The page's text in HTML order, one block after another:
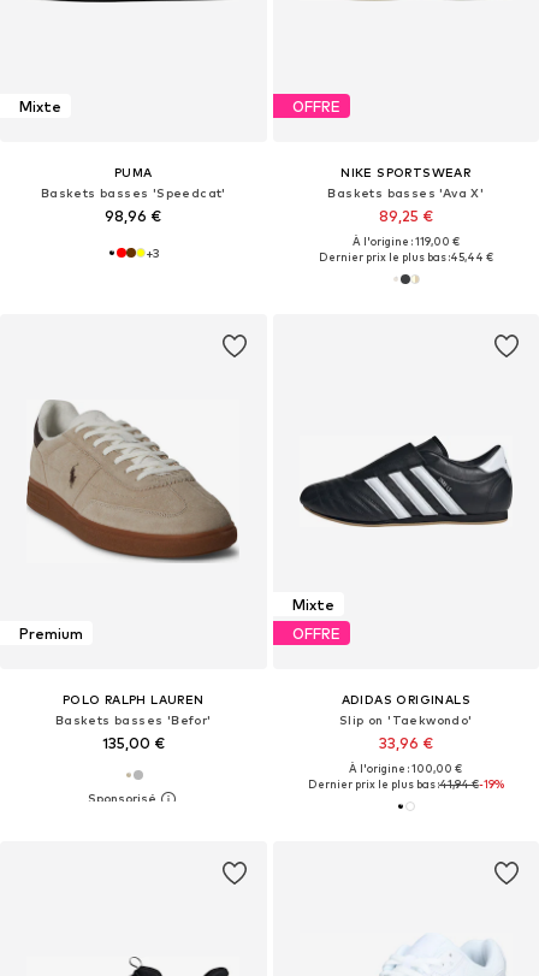
Mixte
PUMA
Baskets basses 'Speedcat'
98,96 €
+3
OFFRE
NIKE SPORTSWEAR
Baskets basses 'Ava X'
89,25 €
À l'origine : 119,00 €
Dernier prix le plus bas :45,44 €
Premium
POLO RALPH LAUREN
Baskets basses 'Befor'
135,00 €
Mixte
OFFRE
ADIDAS ORIGINALS
Slip on 'Taekwondo'
33,96 €
À l'origine : 100,00 €
Dernier prix le plus bas :41,94 €-19%